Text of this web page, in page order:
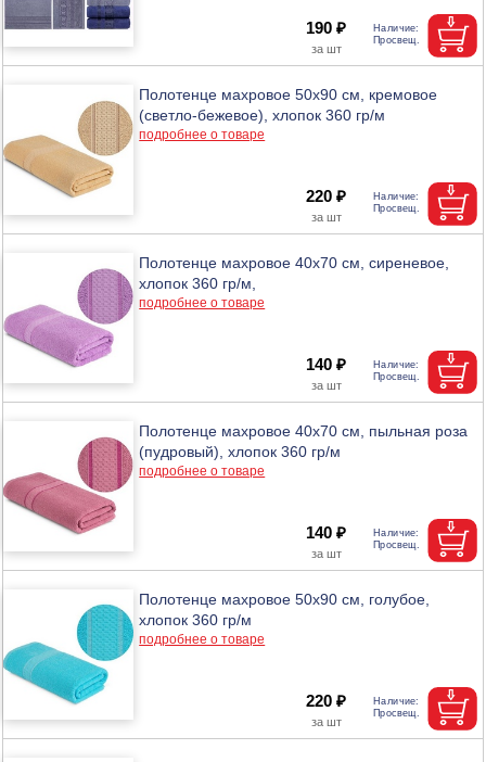
190 ₽
Полотенце махровое 50х90 см, кремовое
(светло-бежевое), хлопок 360 гр/м
подробнее о товаре
220 ₽
Полотенце махровое 40х70 см, сиреневое,
хлопок 360 гр/м,
подробнее о товаре
140 ₽
Полотенце махровое 40х70 см, пыльная роза
(пудровый), хлопок 360 гр/м
подробнее о товаре
140 ₽
Полотенце махровое 50х90 см, голубое,
хлопок 360 гр/м
подробнее о товаре
220 ₽